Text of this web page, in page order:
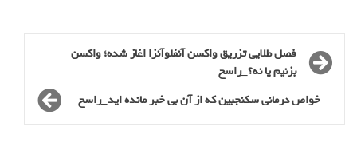
فصل طلایی تزریق واکسن آنفلوآنزا اغاز شده؛ واکسن
بزنیم یا نه؟_راسخ
خواص درمانی سکنجبین که از آن بی خبر مانده اید_راسخ